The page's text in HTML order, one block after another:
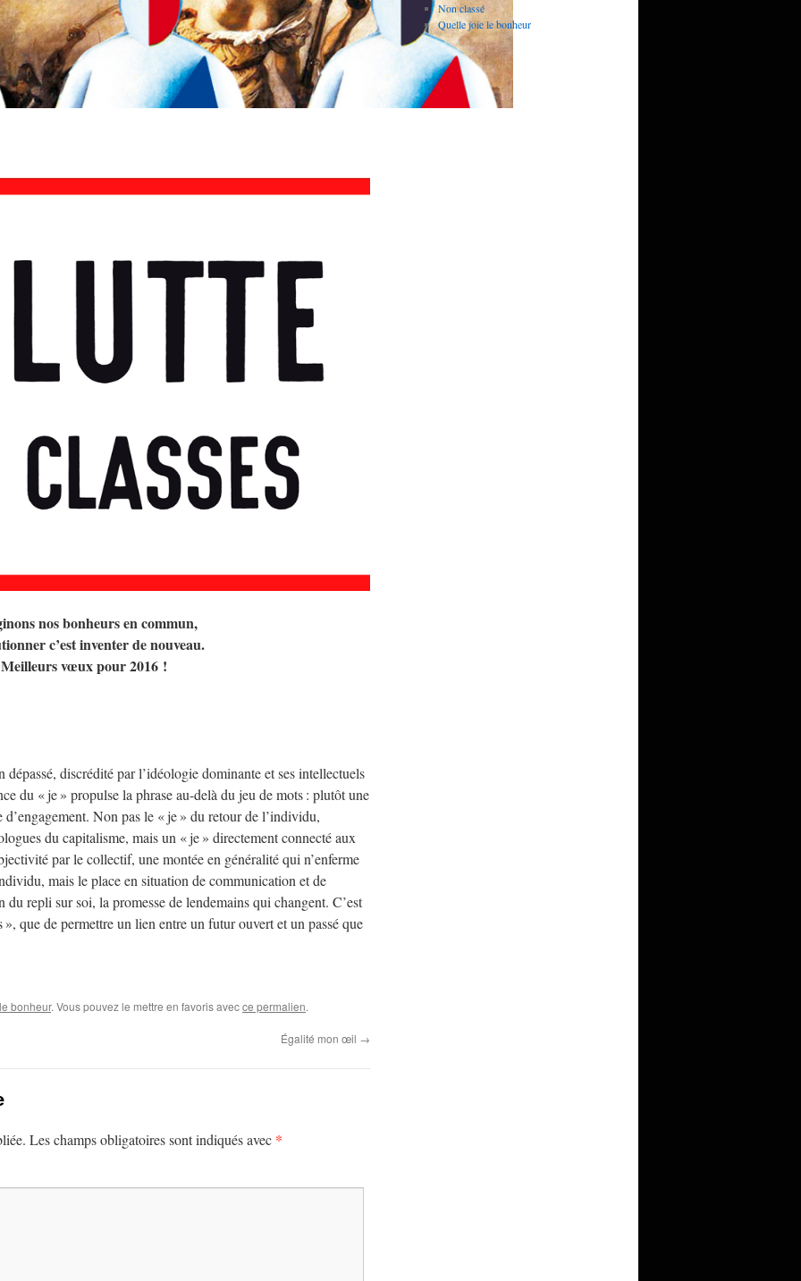
nos bonheurs en commun,
c’est inventer de nouveau.
Meilleurs vœux pour 2016 !
discrédité par l’idéologie dominante et ses intellectuels
du « je » propulse la phrase au-delà du jeu de mots : plutôt une
Non pas le « je » du retour de l’individu,
du capitalisme, mais un « je » directement connecté aux
par le collectif, une montée en généralité qui n’enferme
mais le place en situation de communication et de
repli sur soi, la promesse de lendemains qui changent. C’est
», que de permettre un lien entre un futur ouvert et un passé que
bonheur. Vous pouvez le mettre en favoris avecce permalien.
Égalité mon œil →
Les champs obligatoires sont indiqués avec *
Non classé
Quelle joie le bonheur